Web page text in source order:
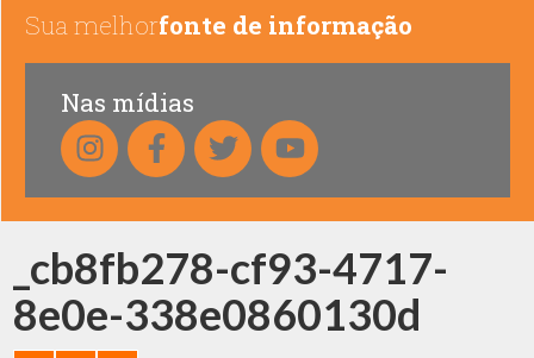
Sua melhorfonte de informação
Nas mídias
_cb8fb278-cf93-4717-
8e0e-338e0860130d